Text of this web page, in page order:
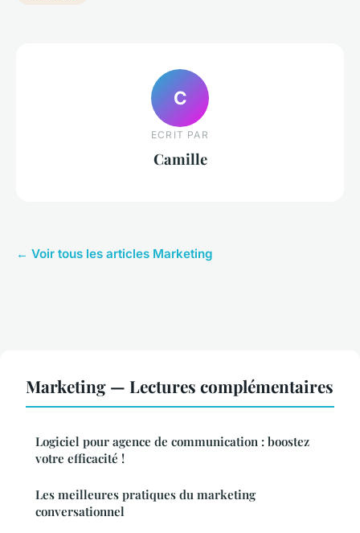
C
ECRIT PAR
Camille
← Voir tous les articles Marketing
Marketing — Lectures complémentaires
Logiciel pour agence de communication : boostez
votre efficacité !
Les meilleures pratiques du marketing
conversationnel